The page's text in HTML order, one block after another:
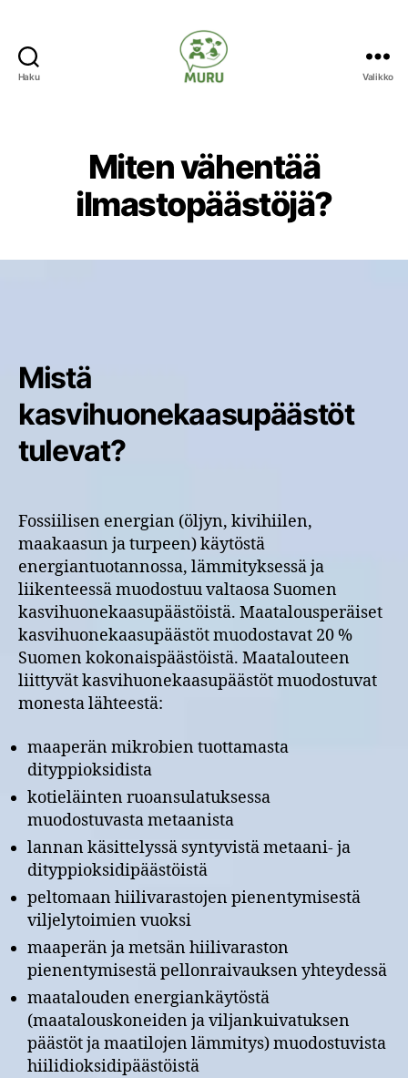
Haku Valikko
Miten vähentää
ilmastopäästöjä?
Mistä
kasvihuonekaasupäästöt
tulevat?
Fossiilisen energian (öljyn, kivihiilen,
maakaasun ja turpeen) käytöstä
energiantuotannossa, lämmityksessä ja
liikenteessä muodostuu valtaosa Suomen
kasvihuonekaasupäästöistä. Maatalousperäiset
kasvihuonekaasupäästöt muodostavat 20 %
Suomen kokonaispäästöistä. Maatalouteen
liittyvät kasvihuonekaasupäästöt muodostuvat
monesta lähteestä:
maaperän mikrobien tuottamasta
dityppioksidista
kotieläinten ruoansulatuksessa
muodostuvasta metaanista
lannan käsittelyssä syntyvistä metaani- ja
dityppioksidipäästöistä
peltomaan hiilivarastojen pienentymisestä
viljelytoimien vuoksi
maaperän ja metsän hiilivaraston
pienentymisestä pellonraivauksen yhteydessä
maatalouden energiankäytöstä
(maatalouskoneiden ja viljankuivatuksen
päästöt ja maatilojen lämmitys) muodostuvista
hiilidioksidipäästöistä